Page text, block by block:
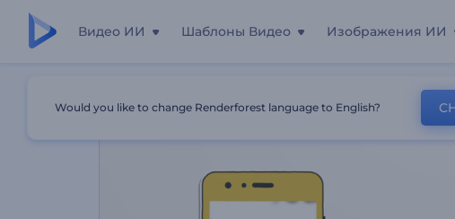
Видео ИИ Шаблоны Видео Изображения ИИ
Would you like to change Renderforest language to English?